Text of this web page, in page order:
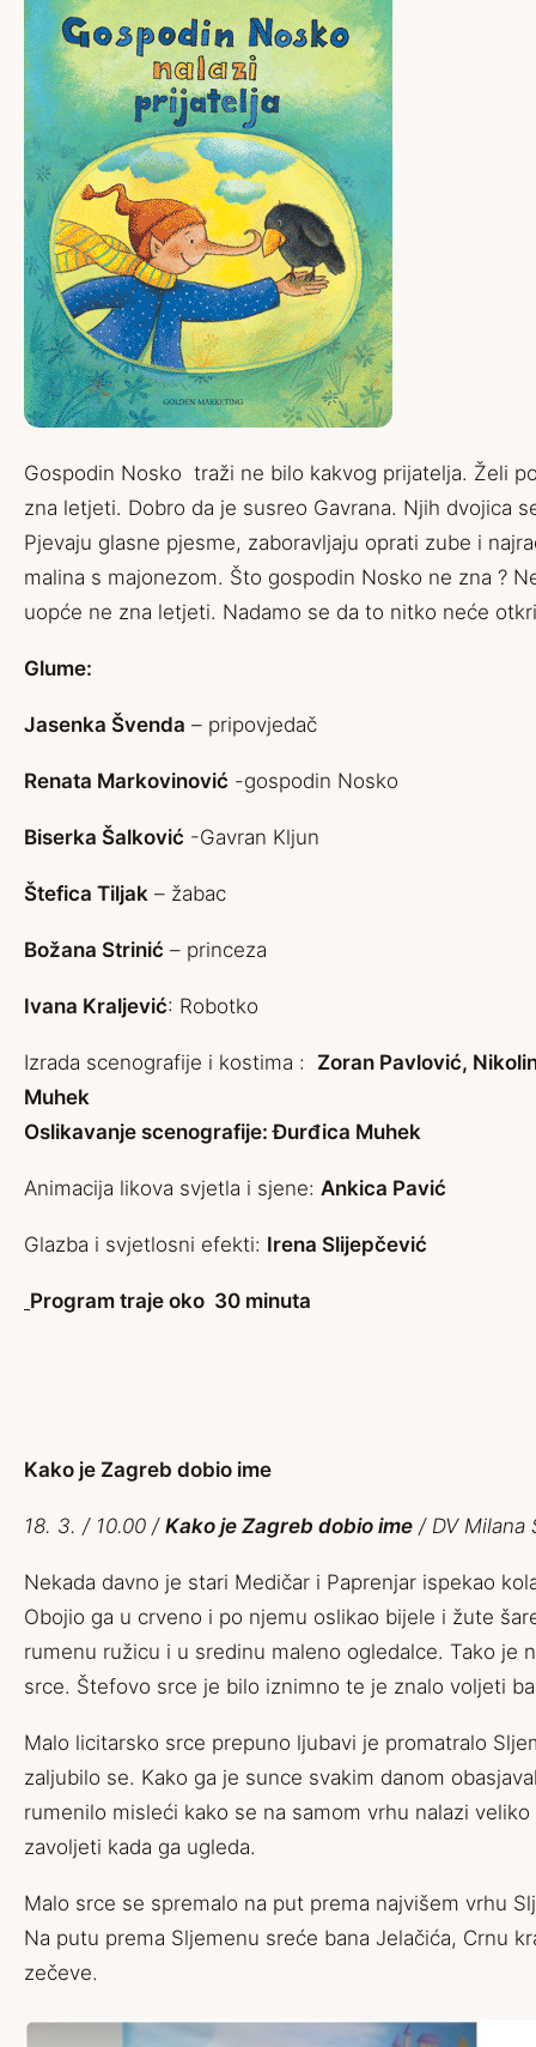
Gospodin Nosko traži ne bilo kakvog prijatelja. Želi
zna letjeti. Dobro da je susreo Gavrana. Njih dvojica
Pjevaju glasne pjesme, zaboravljaju oprati zube i
malina s majonezom. Što gospodin Nosko ne zna ?
uopće ne zna letjeti. Nadamo se da to nitko neće
Glume:
Jasenka Švenda – pripovjedač
Renata Markovinović -gospodin Nosko
Biserka Šalković -Gavran Kljun
Štefica Tiljak – žabac
Božana Strinić – princeza
Ivana Kraljević: Robotko
Izrada scenografije i kostima : Zoran Pavlović,
Muhek
Oslikavanje scenografije: Đurđica Muhek
Animacija likova svjetla i sjene: Ankica Pavić
Glazba i svjetlosni efekti: Irena Slijepčević
Program traje oko 30 minuta
Kako je Zagreb dobio ime
18. 3. / 10.00 / Kako je Zagreb dobio ime / DV Milana
Nekada davno je stari Medičar i Paprenjar ispekao
Obojio ga u crveno i po njemu oslikao bijele i žute
rumenu ružicu i u sredinu maleno ogledalce. Tako je
srce. Štefovo srce je bilo iznimno te je znalo voljeti
Malo licitarsko srce prepuno ljubavi je promatralo
zaljubilo se. Kako ga je sunce svakim danom
rumenilo misleći kako se na samom vrhu nalazi
zavoljeti kada ga ugleda.
Malo srce se spremalo na put prema najvišem vrhu
Na putu prema Sljemenu sreće bana Jelačića, Crnu
zečeve.